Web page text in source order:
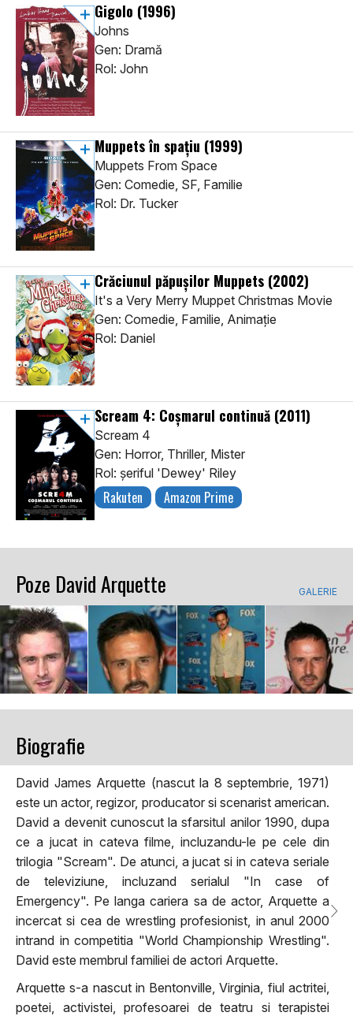
Gigolo (1996)
Johns
Gen: Dramă
Rol: John
Muppets în spațiu (1999)
Muppets From Space
Gen: Comedie, SF, Familie
Rol: Dr. Tucker
Crăciunul păpușilor Muppets (2002)
It's a Very Merry Muppet Christmas Movie
Gen: Comedie, Familie, Animaţie
Rol: Daniel
Scream 4: Coșmarul continuă (2011)
Scream 4
Gen: Horror, Thriller, Mister
Rol: şeriful 'Dewey' Riley
Rakuten Amazon Prime
Poze David Arquette GALERIE
Biografie
David James Arquette (nascut la 8 septembrie, 1971)
este un actor, regizor, producator si scenarist american.
David a devenit cunoscut la sfarsitul anilor 1990, dupa
ce a jucat in cateva filme, incluzandu-le pe cele din
trilogia "Scream". De atunci, a jucat si in cateva seriale
de televiziune, incluzand serialul "In case of
Emergency". Pe langa cariera sa de actor, Arquette a
incercat si cea de wrestling profesionist, in anul 2000
intrand in competitia "World Championship Wrestling".
David este membrul familiei de actori Arquette.
Arquette s-a nascut in Bentonville, Virginia, fiul actritei,
poetei, activistei, profesoarei de teatru si terapistei